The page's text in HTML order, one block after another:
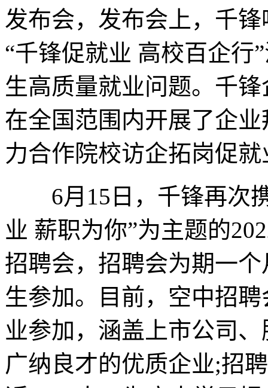
发布会，发布会上，千
“千锋促就业 高校百企行
生高质量就业问题。千
在全国范围内开展了企
力合作院校访企拓岗促
6月15日，千锋再次携
业 薪职为你”为主题的
招聘会，招聘会为期一
生参加。目前，空中招
业参加，涵盖上市公司
广纳良才的优质企业;招